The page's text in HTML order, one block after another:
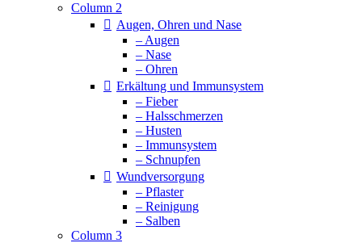
Column 2
Augen, Ohren und Nase
– Augen
– Nase
– Ohren
Erkältung und Immunsystem
– Fieber
– Halsschmerzen
– Husten
– Immunsystem
– Schnupfen
Wundversorgung
– Pflaster
– Reinigung
– Salben
Column 3